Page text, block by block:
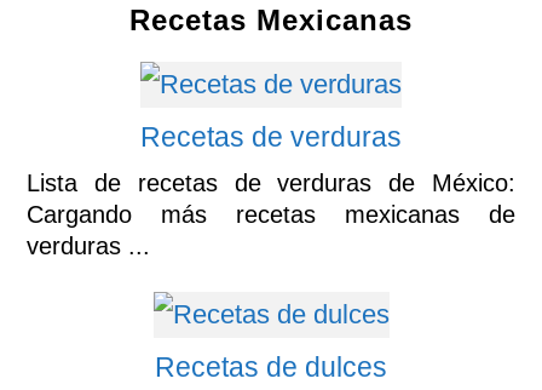
Recetas Mexicanas
Recetas de verduras
Lista de recetas de verduras de México:
Cargando más recetas mexicanas de
verduras ...
Recetas de dulces